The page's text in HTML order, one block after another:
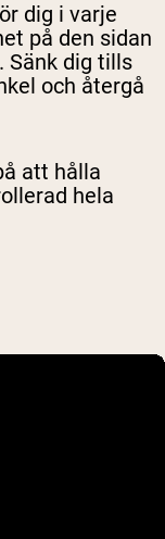
dig i varje
på den sidan
Sänk dig tills
och återgå
att hålla
hela